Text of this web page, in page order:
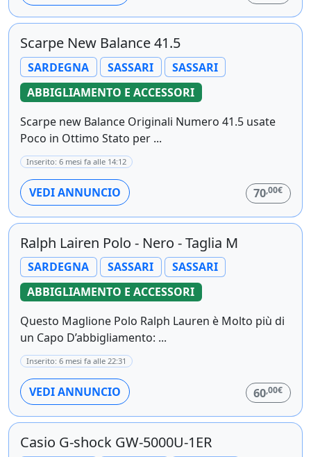
Scarpe New Balance 41.5
SARDEGNA SASSARI
SASSARI
ABBIGLIAMENTO E ACCESSORI
Scarpe new Balance Originali Numero 41.5 usate
Poco in Ottimo Stato per ...
Inserito: 6 mesi fa alle 14:12
VEDI ANNUNCIO 70,00€
Ralph Lairen Polo - Nero - Taglia M
SARDEGNA SASSARI
SASSARI
ABBIGLIAMENTO E ACCESSORI
Questo Maglione Polo Ralph Lauren è Molto più di
un Capo D’abbigliamento: ...
Inserito: 6 mesi fa alle 22:31
VEDI ANNUNCIO 60,00€
Casio G-shock GW-5000U-1ER